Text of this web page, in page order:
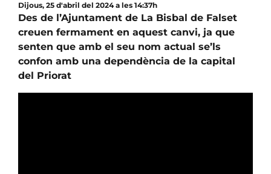
Dijous, 25 d'abril del 2024 a les 14:37h
Des de l’Ajuntament de La Bisbal de Falset
creuen fermament en aquest canvi, ja que
senten que amb el seu nom actual se’ls
confon amb una dependència de la capital
del Priorat